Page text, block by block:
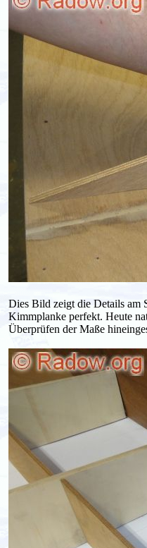
Dies Bild zeigt die Details am
Kimmplanke perfekt. Heute
Überprüfen der Maße